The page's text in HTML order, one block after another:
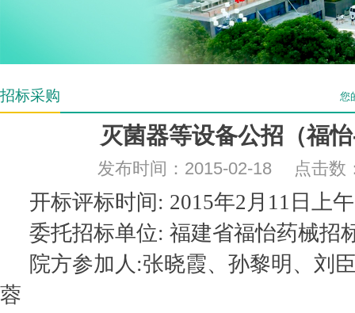
招标采购 您
灭菌器等设备公招（福
发布时间：2015-02-18 点击数
开标评标时间: 2015年2月11日上午
委托招标单位: 福建省福怡药械招
院方参加人:张晓霞、孙黎明、刘
蓉